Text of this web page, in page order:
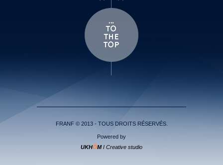
FRANF © 2013 - TOUS DROITS RÉSERVÉS.
Powered by
UKHÖMI Creative studio